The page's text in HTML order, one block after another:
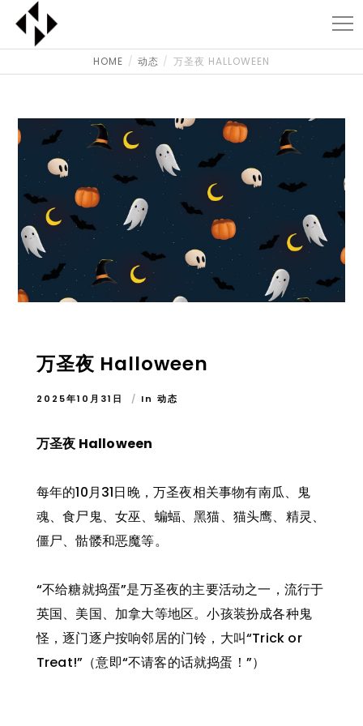
HOME 动态 万圣夜 HALLOWEEN
万圣夜 Halloween
2025年10月31日 In 动态
万圣夜 Halloween
每年的10月31日晚，万圣夜相关事物有南瓜、鬼
魂、食尸鬼、女巫、蝙蝠、黑猫、猫头鹰、精灵、
僵尸、骷髅和恶魔等。
“不给糖就捣蛋”是万圣夜的主要活动之一，流行于
英国、美国、加拿大等地区。小孩装扮成各种鬼
怪，逐门逐户按响邻居的门铃，大叫“Trick or
Treat!”（意即“不请客的话就捣蛋！”）